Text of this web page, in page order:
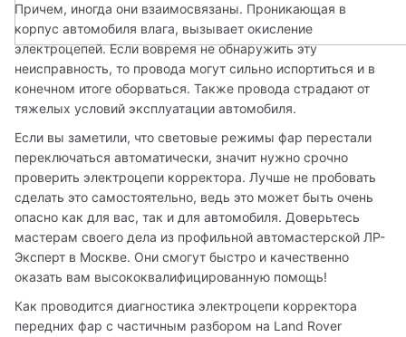
Причем, иногда они взаимосвязаны. Проникающая в
корпус автомобиля влага, вызывает окисление
электроцепей. Если вовремя не обнаружить эту
неисправность, то провода могут сильно испортиться и в
конечном итоге оборваться. Также провода страдают от
тяжелых условий эксплуатации автомобиля.
Если вы заметили, что световые режимы фар перестали
переключаться автоматически, значит нужно срочно
проверить электроцепи корректора. Лучше не пробовать
сделать это самостоятельно, ведь это может быть очень
опасно как для вас, так и для автомобиля. Доверьтесь
мастерам своего дела из профильной автомастерской ЛР-
Эксперт в Москве. Они смогут быстро и качественно
оказать вам высококвалифицированную помощь!
Как проводится диагностика электроцепи корректора
передних фар с частичным разбором на Land Rover